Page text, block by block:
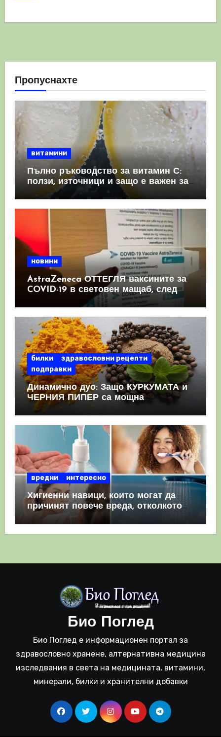
Пропуснахте
витамини
Пълно ръководство за витамин С:
ползи, източници и защо е важен за
имунната система
новини
AstraZeneca ОТТЕГЛЯ ваксините за
COVID-19 в световен мащаб, след
като призна, че те причиняват
билки
здравословни рецепти
подправки
Динамично дуо: Защо КУРКУМАТА и
ЧЕРНИЯ ПИПЕР са мощна
комбинация
вредни интересно
Хигиенни навици, които могат да
причинят повече вреда, отколкото
полза
Био Поглед
Био Поглед е информационен портал за
здравословно хранене, алтернативна медицина
изследвания в света на медицината, витамини,
минерали, билки и хранителни добавки